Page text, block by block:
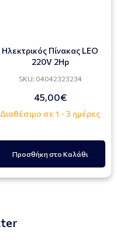
Ηλεκτρικός Πίνακας LEO
220V 2Hp
SKU: 04042323234
45,00€
Διαθέσιμο σε 1 - 3 ημέρες
Προσθήκη στο Καλάθι